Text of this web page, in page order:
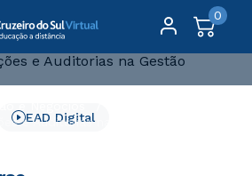
0
e Auditorias na Gestão Ambiental
EAD Digital